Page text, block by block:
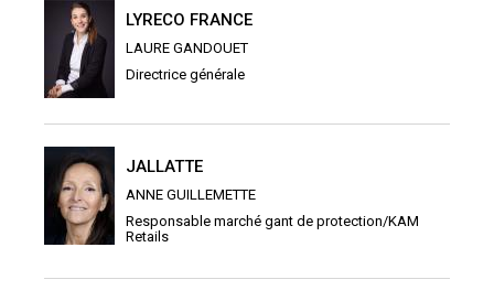
LYRECO FRANCE
LAURE GANDOUET
Directrice générale
JALLATTE
ANNE GUILLEMETTE
Responsable marché gant de protection/KAM
Retails